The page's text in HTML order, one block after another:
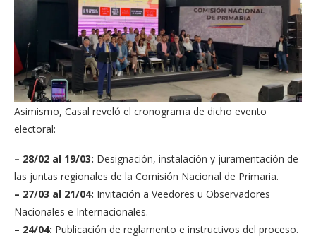
Asimismo, Casal reveló el cronograma de dicho evento
electoral:
– 28/02 al 19/03: Designación, instalación y juramentación de
las juntas regionales de la Comisión Nacional de Primaria.
– 27/03 al 21/04: Invitación a Veedores u Observadores
Nacionales e Internacionales.
– 24/04: Publicación de reglamento e instructivos del proceso.